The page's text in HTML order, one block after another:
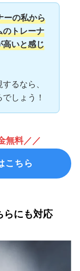
ーの私から
のトレーナ
高いと感じ
るなら、
しょう！
無料／／
こちら
らにも対応